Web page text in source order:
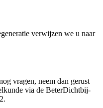
verwijzen we u naar
vragen, neem dan gerust
via de BeterDichtbij-